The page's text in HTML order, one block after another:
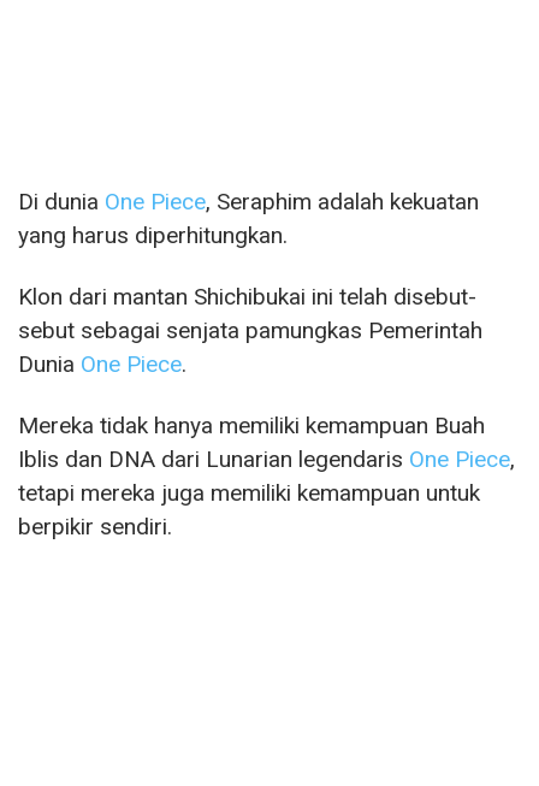
Di dunia One Piece, Seraphim adalah kekuatan
yang harus diperhitungkan.
Klon dari mantan Shichibukai ini telah disebut-
sebut sebagai senjata pamungkas Pemerintah
Dunia One Piece.
Mereka tidak hanya memiliki kemampuan Buah
Iblis dan DNA dari Lunarian legendaris One Piece,
tetapi mereka juga memiliki kemampuan untuk
berpikir sendiri.